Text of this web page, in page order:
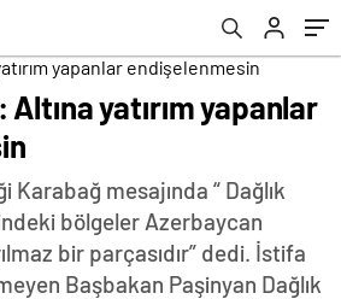
yatırım yapanlar
mesajında “ Dağlık
bölgeler Azerbaycan
bir parçasıdır” dedi. İstifa
Başbakan Paşinyan Dağlık